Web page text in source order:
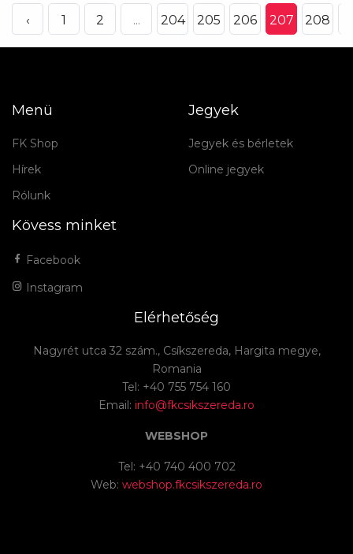
‹ 1 2 ... 204 205 206 207 208
Menü
FK Shop
Hírek
Rólunk
Jegyek
Jegyek és bérletek
Online jegyek
Kövess minket
Facebook
Instagram
Elérhetőség
Nagyrét utca 32 szám., Csíkszereda, Hargita megye,
Romania
Tel: +40 755 754 160
Email: info@fkcsikszereda.ro
WEBSHOP
Tel: +40 740 400 702
Web: webshop.fkcsikszereda.ro